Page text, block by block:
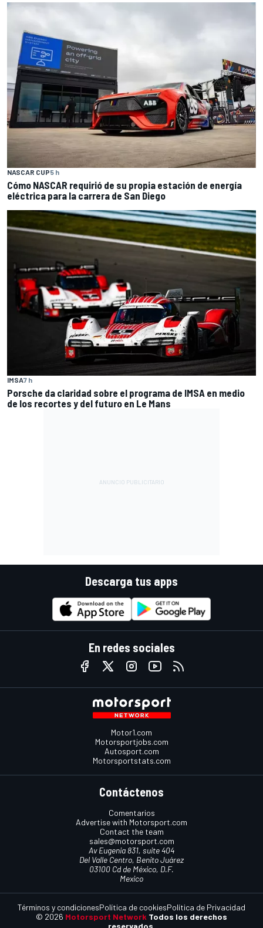
NASCAR CUP5 h
Cómo NASCAR requirió de su propia estación de energía
eléctrica para la carrera de San Diego
IMSA7 h
Porsche da claridad sobre el programa de IMSA en medio
de los recortes y del futuro en Le Mans
Descarga tus apps
En redes sociales
Motor1.com
Motorsportjobs.com
Autosport.com
Motorsportstats.com
Contáctenos
Comentarios
Advertise with Motorsport.com
Contact the team
sales@motorsport.com
Av Eugenia 831, suite 404
Del Valle Centro, Benito Juárez
03100 Cd de México, D.F.
Mexico
© 2026 Motorsport Network Todos los derechos
reservados.
Términos y condicionesPolítica de cookiesPolítica de Privacidad